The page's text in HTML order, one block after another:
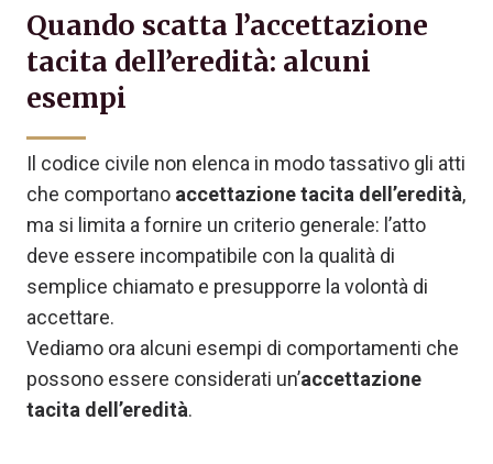
Quando scatta l’accettazione
tacita dell’eredità: alcuni
esempi
Il codice civile non elenca in modo tassativo gli atti
che comportano accettazione tacita dell’eredità,
ma si limita a fornire un criterio generale: l’atto
deve essere incompatibile con la qualità di
semplice chiamato e presupporre la volontà di
accettare.
Vediamo ora alcuni esempi di comportamenti che
possono essere considerati un’accettazione
tacita dell’eredità.